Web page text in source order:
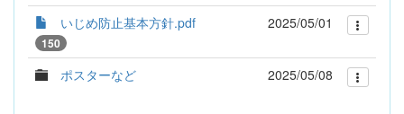
いじめ防止基本方針.pdf
150
2025/05/01
ポスターなど 2025/05/08